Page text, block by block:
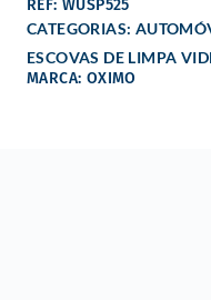
REF: WUSP525
CATEGORIAS:
ESCOVAS DE LIMPA
MARCA: OXIMO